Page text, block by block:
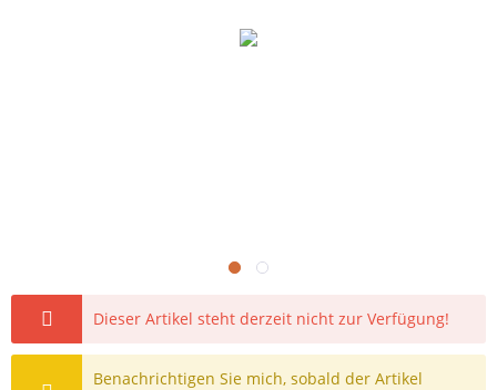
Dieser Artikel steht derzeit nicht zur Verfügung!
Benachrichtigen Sie mich, sobald der Artikel